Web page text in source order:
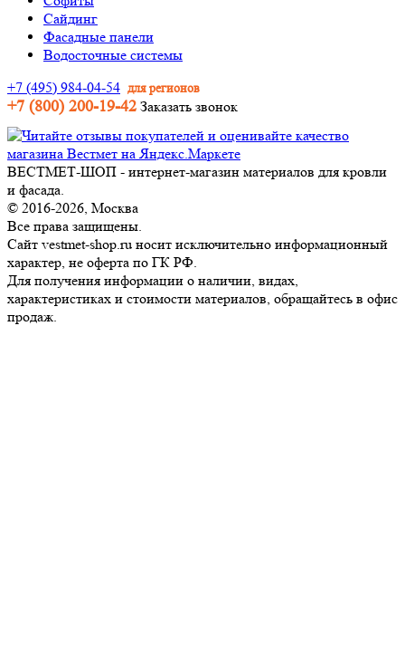
Сайдинг
Фасадные панели
Водосточные системы
+7 (495) 984-04-54 для регионов
+7 (800) 200-19-42 Заказать звонок
ВЕСТМЕТ-ШОП - интернет-магазин материалов для кровли
и фасада.
© 2016-2026, Москва
Все права защищены.
Сайт vestmet-shop.ru носит исключительно информационный
характер, не оферта по ГК РФ.
Для получения информации о наличии, видах,
характеристиках и стоимости материалов, обращайтесь в офис
продаж.